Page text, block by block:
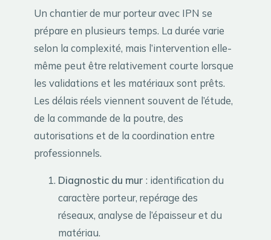
Un chantier de mur porteur avec IPN se
prépare en plusieurs temps. La durée varie
selon la complexité, mais l’intervention elle-
même peut être relativement courte lorsque
les validations et les matériaux sont prêts.
Les délais réels viennent souvent de l’étude,
de la commande de la poutre, des
autorisations et de la coordination entre
professionnels.
Diagnostic du mur : identification du
caractère porteur, repérage des
réseaux, analyse de l’épaisseur et du
matériau.